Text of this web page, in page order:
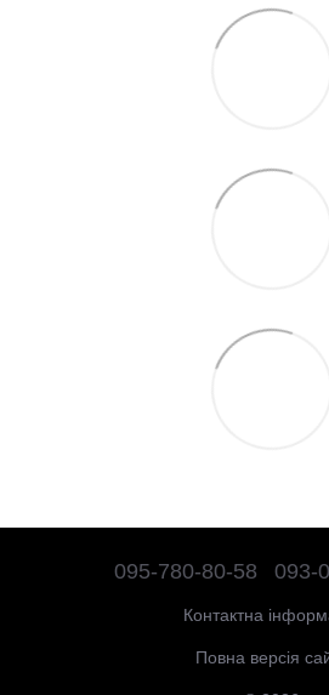
095-780-80-58 093-
Контактна
Повна версія